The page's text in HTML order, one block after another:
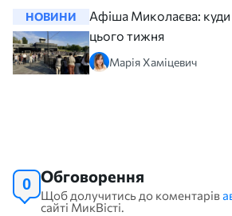
НОВИНИ
Афіша Миколаєва: куди
цього тижня
Марія Хаміцевич
0 Обговорення
Щоб долучитись до коментарів
сайті МикВісті.